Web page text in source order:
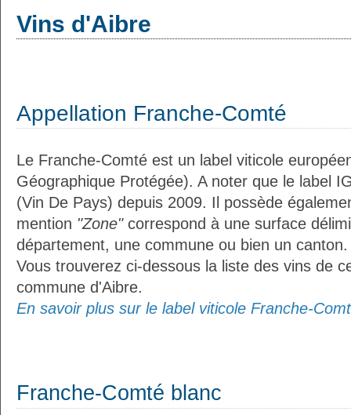
Vins d'Aibre
Appellation Franche-Comté
Le Franche-Comté est un label viticole
Géographique Protégée). A noter que le label
(Vin De Pays) depuis 2009. Il possède
mention "Zone"correspond à une surface
département, une commune ou bien un canton.
Vous trouverez ci-dessous la liste des vins de
commune d'Aibre.
En savoir plus sur le label viticole Franche-
Franche-Comté blanc